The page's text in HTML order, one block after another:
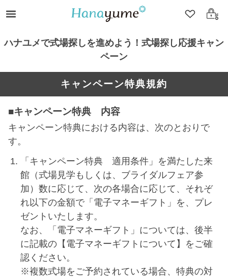
クリップ
ログ
ハナユメで式場探しを進めよう！式場探し応援キャン
ペーン
キャンペーン特典規約
■キャンペーン特典 内容
キャンペーン特典における内容は、次のとおりで
す。
「キャンペーン特典 適用条件」を満たした来
館（式場見学もしくは、ブライダルフェア参
加）数に応じて、次の各場合に応じて、それぞ
れ以下の金額で「電子マネーギフト」を、プレ
ゼントいたします。
なお、「電子マネーギフト」については、後半
に記載の【電子マネーギフトについて】をご確
認ください。
※複数式場をご予約されている場合、特典の対